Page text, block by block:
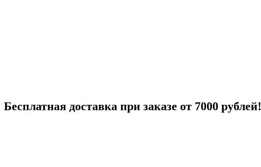
Бесплатная доставка при заказе от 7000 рублей!